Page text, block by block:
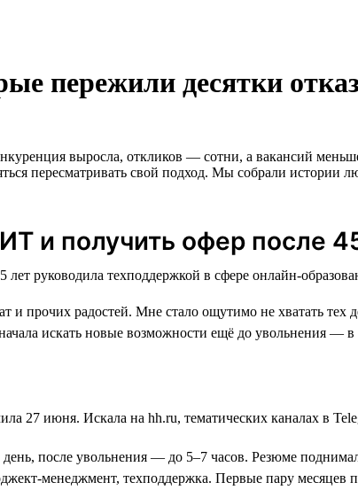
пережили десятки
выросла, откликов — сотни, а вакансий
пересматривать свой подход. Мы собрали
и получить офер после
и прочих радостей. Мне стало ощутимо не хватать
искать новые возможности ещё до увольнения —
27 июня. Искала на hh.ru, тематических каналах в
после увольнения — до 5–7 часов. Резюме
менеджмент, техподдержка. Первые пару месяцев